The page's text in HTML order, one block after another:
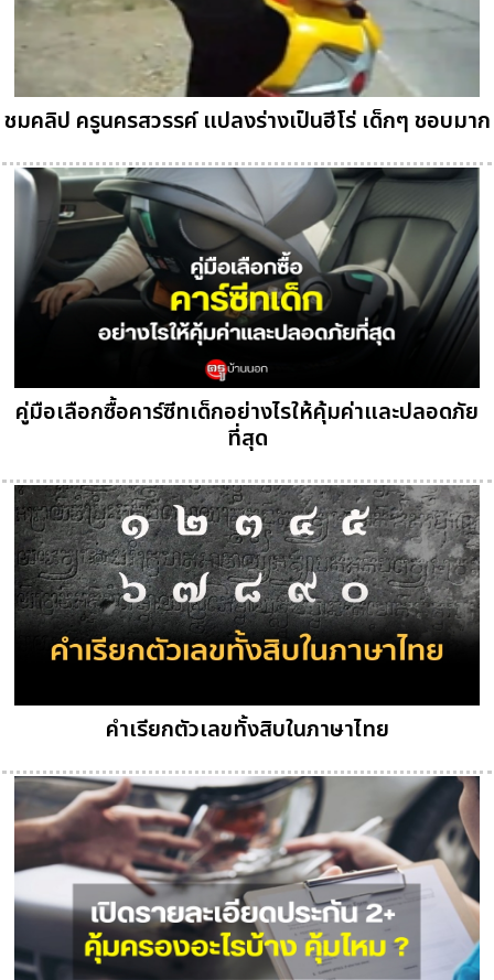
ชมคลิป ครูนครสวรรค์ แปลงร่างเป็นฮีโร่ เด็กๆ ชอบมาก
คู่มือเลือกซื้อคาร์ซีทเด็กอย่างไรให้คุ้มค่าและปลอดภัย
ที่สุด
คำเรียกตัวเลขทั้งสิบในภาษาไทย